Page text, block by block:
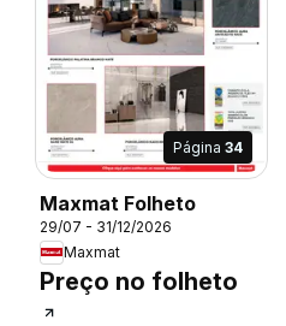
Página 34
Maxmat Folheto
29/07 - 31/12/2026
Maxmat
Preço no folheto